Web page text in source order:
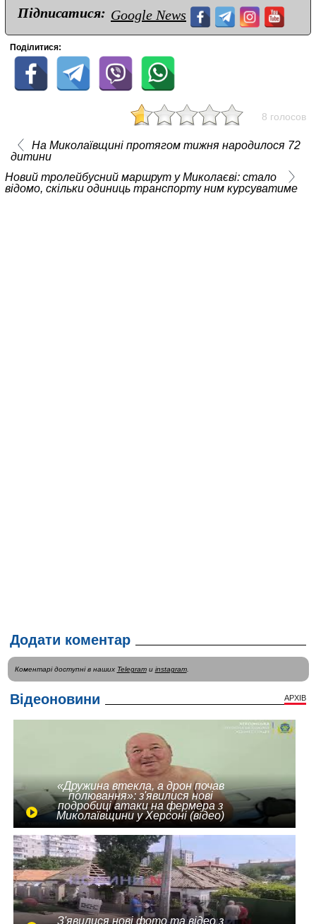
Підписатися: Google News
Поділитися:
8 голосов
На Миколаївщині протягом тижня народилося 72
дитини
Новий тролейбусний маршрут у Миколаєві: стало
відомо, скільки одиниць транспорту ним курсуватиме
Додати коментар
Коментарі доступні в наших Telegramи instagram.
Відеоновини АРХІВ
«Дружина втекла, а дрон почав
полювання»: з'явилися нові
подробиці атаки на фермера з
Миколаївщини у Херсоні (відео)
З'явилися нові фото та відео з